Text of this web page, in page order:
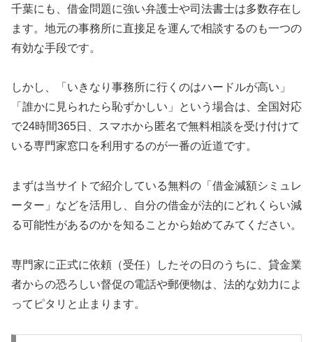
千葉にも、借金問題に強い弁護士や司法書士は多数存在し
ます。地元の事務所に直接足を運んで相談するのも一つの
有効な手段です。
しかし、「いきなり事務所に行くのはハードルが高い」
「誰かに見られたら恥ずかしい」という場合は、全国対応
で24時間365日、スマホから匿名で無料相談を受け付けて
いる専門家窓口を利用するのが一番の近道です。
まずは当サイトで紹介している無料の「借金減額シミュレ
ーター」などを活用し、自分の借金が法的にどれくらい減
る可能性があるのかを知ることから始めてみてください。
専門家に正式に依頼（受任）したその日のうちに、貸金業
者からの恐ろしい督促の電話や郵便物は、法的な効力によ
ってピタリと止まります。